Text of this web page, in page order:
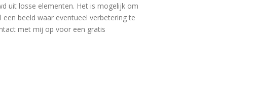
uit losse elementen. Het is mogelijk om
beeld waar eventueel verbetering te
met mij op voor een gratis